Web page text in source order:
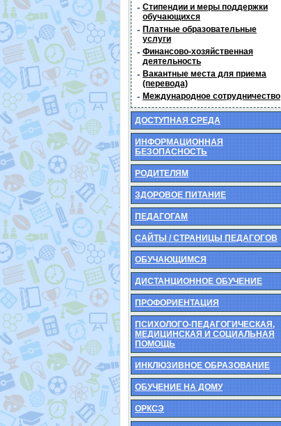
- Стипендии и меры поддержки
обучающихся
- Платные образовательные
услуги
- Финансово-хозяйственная
деятельность
- Вакантные места для приема
(перевода)
- Международное сотрудничество
ДОСТУПНАЯ СРЕДА
ИНФОРМАЦИОННАЯ
БЕЗОПАСНОСТЬ
РОДИТЕЛЯМ
ЗДОРОВОЕ ПИТАНИЕ
ПЕДАГОГАМ
САЙТЫ / СТРАНИЦЫ ПЕДАГОГОВ
ОБУЧАЮЩИМСЯ
ДИСТАНЦИОННОЕ ОБУЧЕНИЕ
ПРОФОРИЕНТАЦИЯ
ПСИХОЛОГО-ПЕДАГОГИЧЕСКАЯ,
МЕДИЦИНСКАЯ И СОЦИАЛЬНАЯ
ПОМОЩЬ
ИНКЛЮЗИВНОЕ ОБРАЗОВАНИЕ
ОБУЧЕНИЕ НА ДОМУ
ОРКСЭ